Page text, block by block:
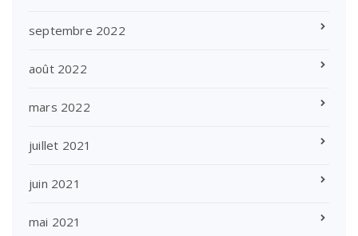
septembre 2022
août 2022
mars 2022
juillet 2021
juin 2021
mai 2021